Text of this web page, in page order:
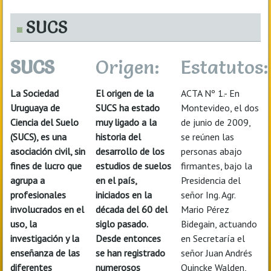
SUCS
SUCS
La Sociedad
Uruguaya de
Ciencia del Suelo
(SUCS), es una
asociación civil, sin
fines de lucro que
agrupa a
profesionales
involucrados en el
uso, la
investigación y la
enseñanza de las
diferentes
Origen:
El origen de la
SUCS ha estado
muy ligado a la
historia del
desarrollo de los
estudios de suelos
en el país,
iniciados en la
década del 60 del
siglo pasado.
Desde entonces
se han registrado
numerosos
Estatutos:
ACTA Nº 1.- En
Montevideo, el dos
de junio de 2009,
se reúnen las
personas abajo
firmantes, bajo la
Presidencia del
señor Ing. Agr.
Mario Pérez
Bidegain, actuando
en Secretaría el
señor Juan Andrés
Quincke Walden,